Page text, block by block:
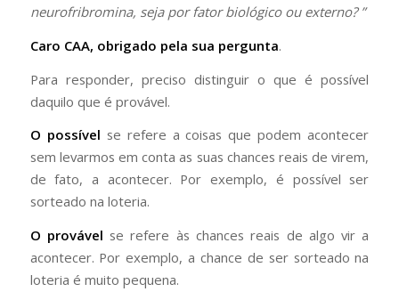
neurofribromina, seja por fator biológico ou externo? ”
Caro CAA, obrigado pela sua pergunta.
Para responder, preciso distinguir o que é possível
daquilo que é provável.
O possível se refere a coisas que podem acontecer
sem levarmos em conta as suas chances reais de virem,
de fato, a acontecer. Por exemplo, é possível ser
sorteado na loteria.
O provável se refere às chances reais de algo vir a
acontecer. Por exemplo, a chance de ser sorteado na
loteria é muito pequena.